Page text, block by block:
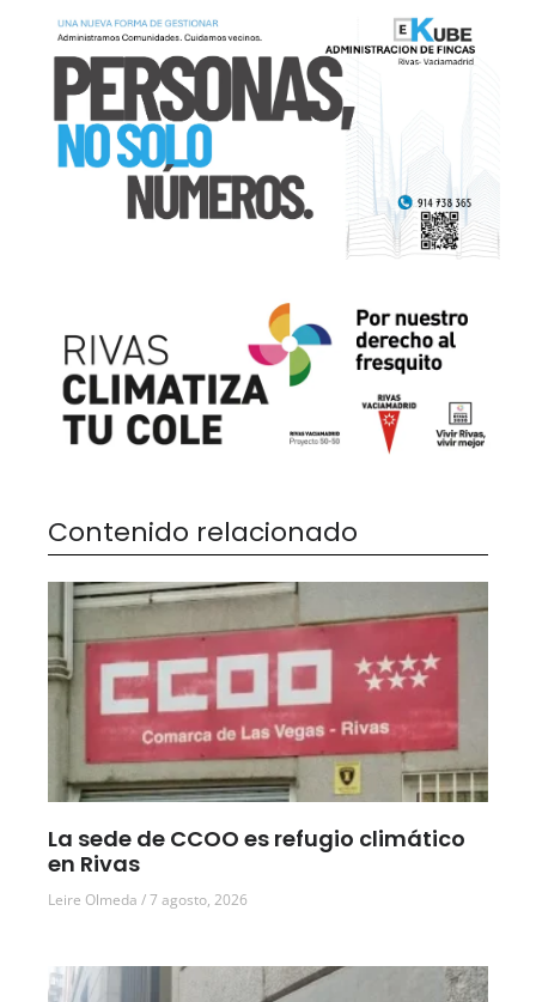
Contenido relacionado
La sede de CCOO es refugio climático
en Rivas
Leire Olmeda 7 agosto, 2026